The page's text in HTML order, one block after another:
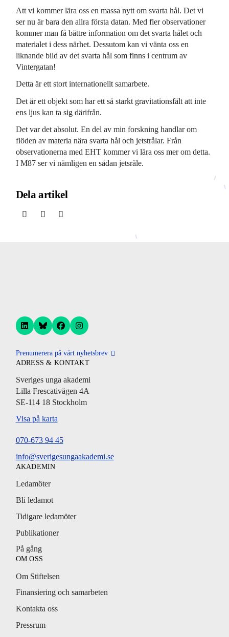
Att vi kommer lära oss en massa nytt om svarta hål. Det vi
ser nu är bara den allra första datan. Med fler observationer
kommer man få bättre information om det svarta hålet och
materialet i dess närhet. Dessutom kan vi vänta oss en
liknande bild av det svarta hål som finns i centrum av
Vintergatan!
Detta är ett stort internationellt samarbete.
Det är ett objekt som har ett så starkt gravitationsfält att inte
ens ljus kan ta sig därifrån.
Det var det absolut. En del av min forskning handlar om
flöden av materia nära svarta hål och jetstrålar. Från
observationerna med EHT kommer vi lära oss mer om detta.
I M87 ser vi nämligen en sådan jetsråle.
Dela artikel
Prenumerera på vårt nyhetsbrev
ADRESS & KONTAKT
Sveriges unga akademi
Lilla Frescativägen 4A
SE-114 18 Stockholm
Visa på karta
070-673 94 45
info@sverigesungaakademi.se
AKADEMIN
Ledamöter
Bli ledamot
Tidigare ledamöter
Publikationer
På gång
OM OSS
Om Stiftelsen
Finansiering och samarbeten
Kontakta oss
Pressrum